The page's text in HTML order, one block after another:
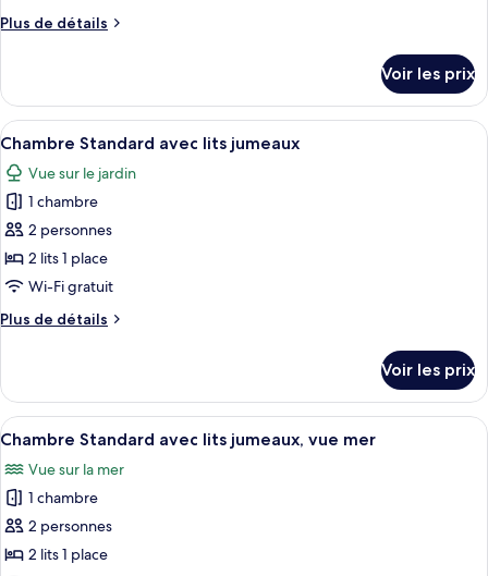
chambre :
Chambre
vue
mer
Plus de détails
Plus
le
type
de
chambre
Chambre
Double
Standard,
vue
mer
Voir les prix
Afficher
toutes
les
photos
pour
ce
type
chambre :
avec
lits
Une chambre d’hôtel avec deux lits,
1
Chambre Standard avec lits jumeaux
Vue sur le jardin
1 chambre
2 personnes
2 lits 1 place
Wi-Fi gratuit
Plus de détails
Plus
le
type
de
Chambre
Standard
avec
lits
jumeaux
Voir les prix
Afficher
toutes
les
photos
pour
ce
Une chambre d’hôtel avec deux lits,
1
Chambre Standard avec lits jumeaux, vue mer
Vue sur la mer
1 chambre
2 personnes
2 lits 1 place